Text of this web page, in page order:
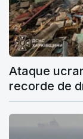
Ataque
recorde de